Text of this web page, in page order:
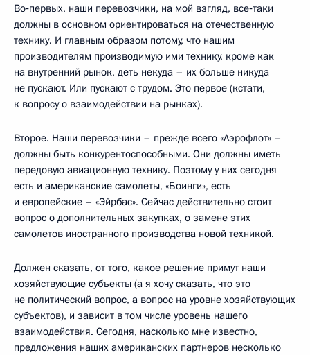
Во‑первых, наши перевозчики, на мой взгляд, все‑таки
должны в основном ориентироваться на отечественную
технику. И главным образом потому, что нашим
производителям производимую ими технику, кроме как
на внутренний рынок, деть некуда – их больше никуда
не пускают. Или пускают с трудом. Это первое (кстати,
к вопросу о взаимодействии на рынках).
Второе. Наши перевозчики – прежде всего «Аэрофлот» –
должны быть конкурентоспособными. Они должны иметь
передовую авиационную технику. Поэтому у них сегодня
есть и американские самолеты, «Боинги», есть
и европейские – «Эйрбас». Сейчас действительно стоит
вопрос о дополнительных закупках, о замене этих
самолетов иностранного производства новой техникой.
Должен сказать, от того, какое решение примут наши
хозяйствующие субъекты (а я хочу сказать, что это
не политический вопрос, а вопрос на уровне хозяйствующих
субъектов), и зависит в том числе уровень нашего
взаимодействия. Сегодня, насколько мне известно,
предложения наших американских партнеров несколько